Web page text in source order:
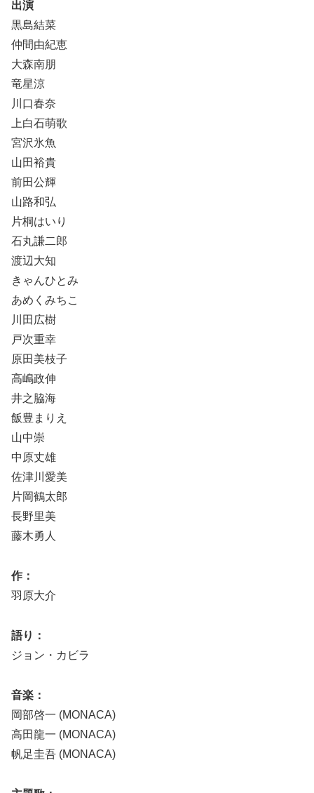
出演
黒島結菜
仲間由紀恵
大森南朋
竜星涼
川口春奈
上白石萌歌
宮沢氷魚
山田裕貴
前田公輝
山路和弘
片桐はいり
石丸謙二郎
渡辺大知
きゃんひとみ
あめくみちこ
川田広樹
戸次重幸
原田美枝子
高嶋政伸
井之脇海
飯豊まりえ
山中崇
中原丈雄
佐津川愛美
片岡鶴太郎
長野里美
藤木勇人
作：
羽原大介
語り：
ジョン・カビラ
音楽：
岡部啓一 (MONACA)
高田龍一 (MONACA)
帆足圭吾 (MONACA)